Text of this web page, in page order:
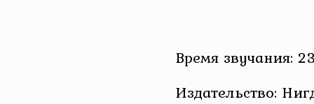
Время звучания:
Издательство: